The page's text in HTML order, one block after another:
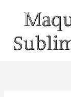
contenido